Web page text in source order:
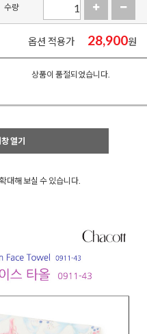
수량
옵션 적용가 28,900원
상품이 품절되었습니다.
열기
대해 보실 수 있습니다.